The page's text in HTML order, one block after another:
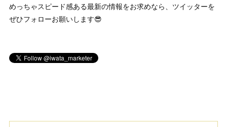
めっちゃスピード感ある最新の情報をお求めなら、ツイッターを
ぜひフォローお願いします😎